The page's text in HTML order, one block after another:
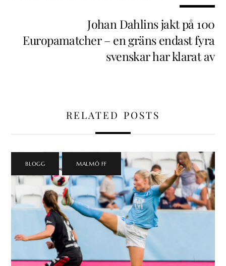
Johan Dahlins jakt på 100
Europamatcher – en gräns endast fyra
svenskar har klarat av
RELATED POSTS
BLOGG MALMÖ FF